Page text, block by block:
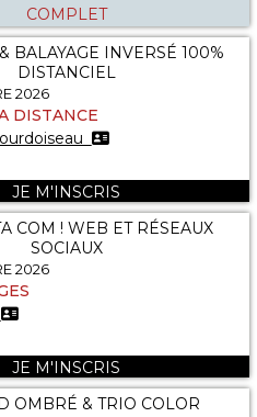
COMPLET
BALAYAGE INVERSÉ 100%
DISTANCIEL
2026
DISTANCE
JE M'INSCRIS
COM ! WEB ET RÉSEAUX
SOCIAUX
2026
JE M'INSCRIS
OMBRÉ & TRIO COLOR